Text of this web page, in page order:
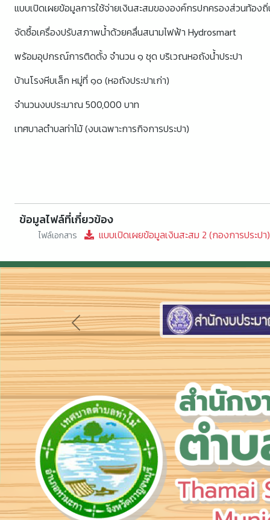
แบบเปิดเผยข้อมูลการใช้จ่ายเงินสะสมขององค์กรปกครองส่วนท้อง
จัดซื้อเครื่องปรับสภาพน้ำด้วยคลื่นสนามไฟฟ้า Hydrosmart
พร้อมอุปกรณ์การติดตั้ง จำนวน ๑ ชุด บริเวณหอถังน้ำประปา
บ้านโรงหีบเล็ก หมู่ที่ ๑๐ (หอถังประปาเก่า)
จำนวนงบประมาณ 500,000 บาท
เทศบาลตำบลท่าไม้ (งบเฉพาะการกิจการประปา)
ข้อมูลไฟล์ที่เกี่ยวข้อง
ไฟล์เอกสาร แบบเปิดเผยข้อมูลเงินสะสม 2 (กองการประป
Previous